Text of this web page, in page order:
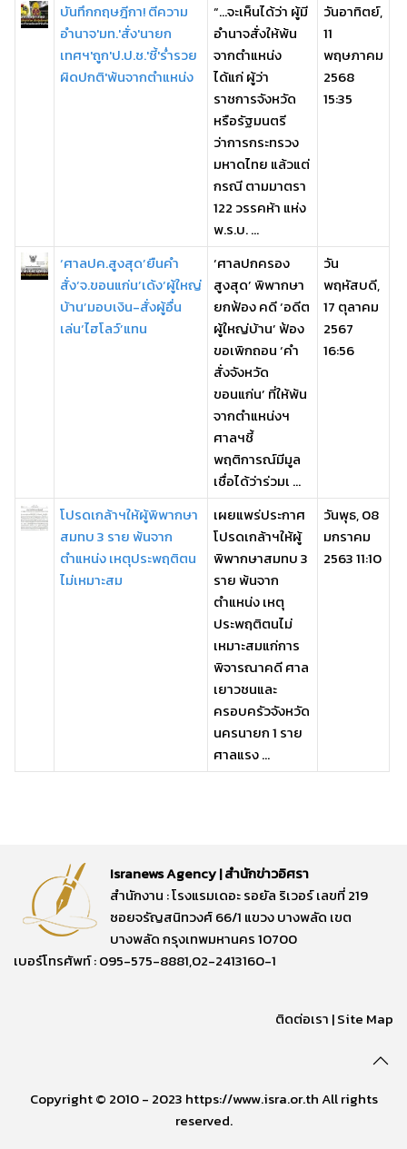
บันทึกกฤษฎีกา! ตีความ
อำนาจ'มท.'สั่ง'นายก
เทศฯ'ถูก'ป.ป.ช.'ชี้'ร่ำรวย
ผิดปกติ'พ้นจากตำแหน่ง
“…จะเห็นได้ว่า ผู้มี
อำนาจสั่งให้พ้น
จากตำแหน่ง
ได้แก่ ผู้ว่า
ราชการจังหวัด
หรือรัฐมนตรี
ว่าการกระทรวง
มหาดไทย แล้วแต่
กรณี ตามมาตรา
122 วรรคห้า แห่ง
พ.ร.บ. ...
วันอาทิตย์,
11
พฤษภาคม
2568
15:35
‘ศาลปค.สูงสุด’ยืนคำ
สั่ง‘จ.ขอนแก่น’เด้ง‘ผู้ใหญ่
บ้าน’มอบเงิน-สั่งผู้อื่น
เล่น‘ไฮโลว์’แทน
‘ศาลปกครอง
สูงสุด’ พิพากษา
ยกฟ้อง คดี ‘อดีต
ผู้ใหญ่บ้าน’ ฟ้อง
ขอเพิกถอน ‘คำ
สั่งจังหวัด
ขอนแก่น’ ที่ให้พ้น
จากตำแหน่งฯ
ศาลฯชี้
พฤติการณ์มีมูล
เชื่อได้ว่าร่วมเ ...
วัน
พฤหัสบดี,
17 ตุลาคม
2567
16:56
โปรดเกล้าฯให้ผู้พิพากษา
สมทบ 3 ราย พ้นจาก
ตำแหน่ง เหตุประพฤติตน
ไม่เหมาะสม
เผยแพร่ประกาศ
โปรดเกล้าฯให้ผู้
พิพากษาสมทบ 3
ราย พ้นจาก
ตำแหน่ง เหตุ
ประพฤติตนไม่
เหมาะสมแก่การ
พิจารณาคดี ศาล
เยาวชนและ
ครอบครัวจังหวัด
นครนายก 1 ราย
ศาลแรง ...
วันพุธ, 08
มกราคม
2563 11:10
Isranews Agency | สำนักข่าวอิศรา
สำนักงาน : โรงแรมเดอะ รอยัล ริเวอร์ เลขที่ 219
ซอยจรัญสนิทวงศ์ 66/1 แขวง บางพลัด เขต
บางพลัด กรุงเทพมหานคร 10700
เบอร์โทรศัพท์ : 095-575-8881,02-2413160-1
ติดต่อเรา |Site Map
Copyright © 2010 - 2023 https://www.isra.or.th All rights
reserved.